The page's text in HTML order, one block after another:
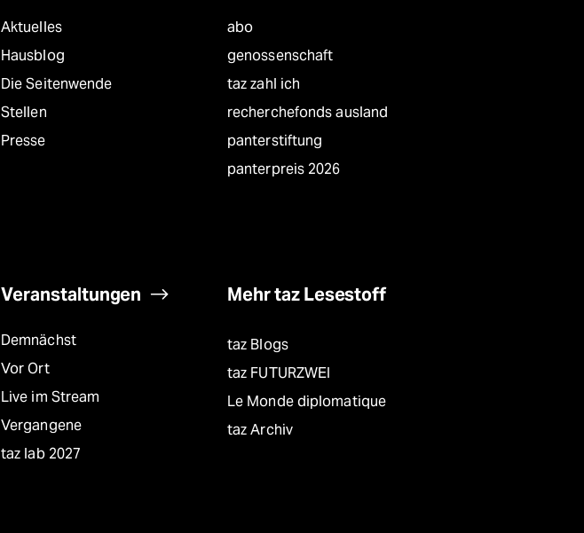
Aktuelles
Hausblog
Die Seitenwende
Stellen
Presse
abo
genossenschaft
taz zahl ich
recherchefonds ausland
panterstiftung
panterpreis 2026
Veranstaltungen
Demnächst
Vor Ort
Live im Stream
Vergangene
taz lab 2027
Mehr taz Lesestoff
taz Blogs
taz FUTURZWEI
Le Monde diplomatique
taz Archiv